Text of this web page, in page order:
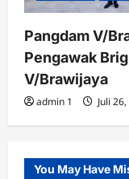
Pangdam V/
Pengawak
V/Brawijaya
admin 1 Juli
You May Have